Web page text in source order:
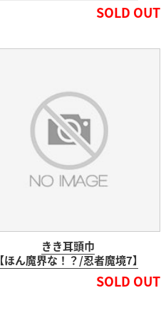
SOLD OUT
きき耳頭巾
【ほん魔界な！？/忍者魔境7】
SOLD OUT